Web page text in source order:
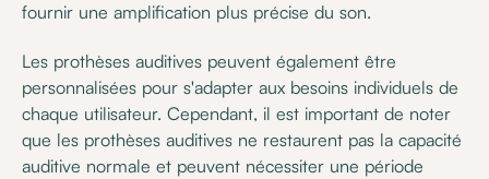
fournir une amplification plus précise du son.
Les prothèses auditives peuvent également être
personnalisées pour s'adapter aux besoins individuels de
chaque utilisateur. Cependant, il est important de noter
que les prothèses auditives ne restaurent pas la capacité
auditive normale et peuvent nécessiter une période